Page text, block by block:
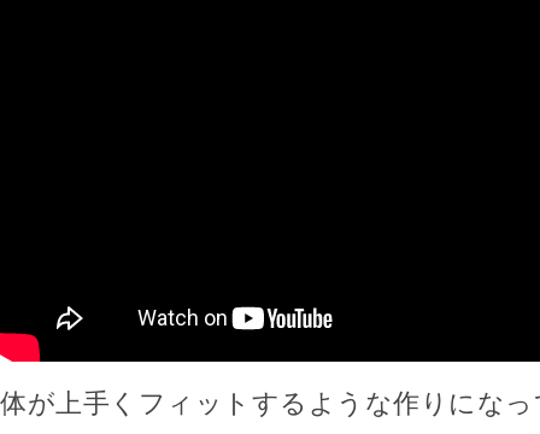
体が上手くフィットするような作りにな